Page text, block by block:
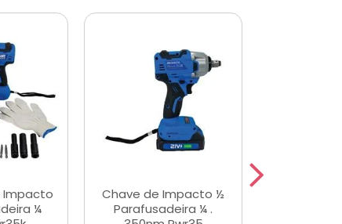
Impacto
¼
Chave de Impacto ½
Parafusadeira ¼ .